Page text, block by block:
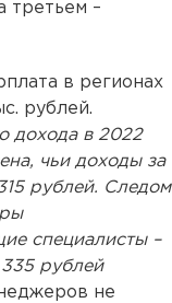
третьем –
в регионах
рублей.
дохода в 2022
чьи доходы за
рублей. Следом
специалисты –
рублей
не